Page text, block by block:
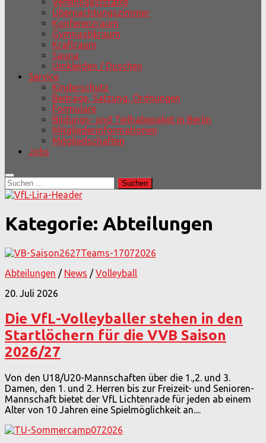
Übernachtungszimmer
Konferenzraum
Gymnastikraum
Kraftraum
Sauna
Umkleiden / Duschen
Service
Kinderschutz
Beiträge, Satzung, Ordnungen
Formulare
Bildungs- und Teilhabepaket in Berlin
Mitgliederinformationen
Mitgliedschaften
Jobs
Suchen
nach:
Kategorie: Abteilungen
Abteilungen / News /Volleyball
20. Juli 2026
Die VfL-Volleyballer stehen in den
Startlöchern für die VVB Saison
2026/27
Von den U18/U20-Mannschaften über die 1.,2. und 3.
Damen, den 1. und 2. Herren bis zur Freizeit- und Senioren-
Mannschaft bietet der VfL Lichtenrade für jeden ab einem
Alter von 10 Jahren eine Spielmöglichkeit an....